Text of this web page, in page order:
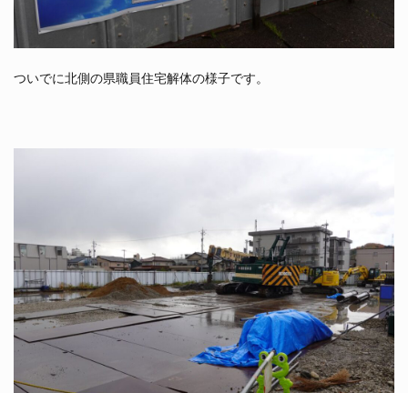
ついでに北側の県職員住宅解体の様子です。